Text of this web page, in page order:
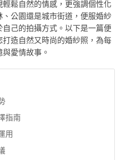
鬆自然的情感，更強調個性化
公園還是城市街道，便服婚紗
己的拍攝方式。以下是一篇便
造自然又時尚的婚紗照，為每
愛情故事。
指南
用